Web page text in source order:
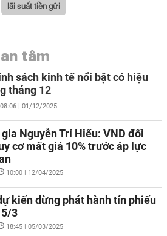
lãi suất tiền gửi
tâm
sách kinh tế nổi bật có hiệu
tháng 12
08:06 | 01/12/2025
Nguyễn Trí Hiếu: VND đối
cơ mất giá 10% trước áp lực
10:00 | 12/04/2025
kiến dừng phát hành tín phiếu
3
18:45 | 05/03/2025